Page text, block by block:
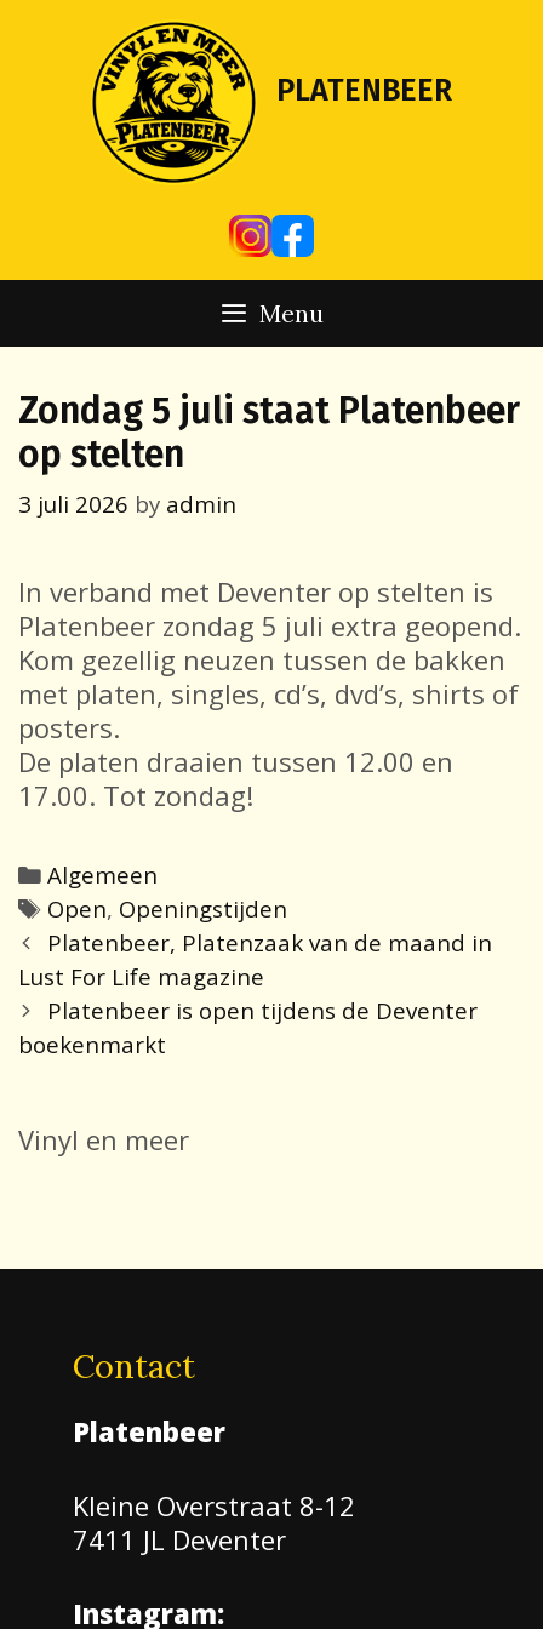
content
PLATENBEER
Menu
Zondag 5 juli staat Platenbeer
op stelten
3 juli 2026 by admin
In verband met Deventer op stelten is
Platenbeer zondag 5 juli extra geopend.
Kom gezellig neuzen tussen de bakken
met platen, singles, cd’s, dvd’s, shirts of
posters.
De platen draaien tussen 12.00 en
17.00. Tot zondag!
Categories
Algemeen
Tags
Open, Openingstijden
Post
navigation
Platenbeer, Platenzaak van de maand in
Lust For Life magazine
Platenbeer is open tijdens de Deventer
boekenmarkt
Vinyl en meer
Contact
Platenbeer
Kleine Overstraat 8-12
7411 JL Deventer
Instagram: